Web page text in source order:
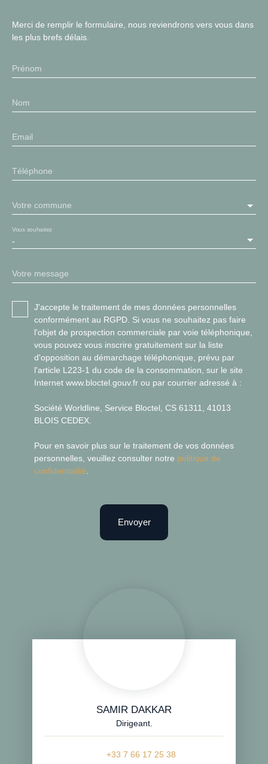
Merci de remplir le formulaire, nous reviendrons vers vous dans
les plus brefs délais.
Prénom
Nom
Email
Téléphone
Votre commune
-
Vous souhaitez
Votre message
J'accepte le traitement de mes données personnelles
conformément au RGPD. Si vous ne souhaitez pas faire
l'objet de prospection commerciale par voie téléphonique,
vous pouvez vous inscrire gratuitement sur la liste
d'opposition au démarchage téléphonique, prévu par
l'article L223-1 du code de la consommation, sur le site
Internet www.bloctel.gouv.fr ou par courrier adressé à :
Société Worldline, Service Bloctel, CS 61311, 41013
BLOIS CEDEX.
Pour en savoir plus sur le traitement de vos données
personnelles, veuillez consulter notre politique de
confidentialité
Envoyer
SAMIR DAKKAR
Dirigeant.
+33 7 66 17 25 38